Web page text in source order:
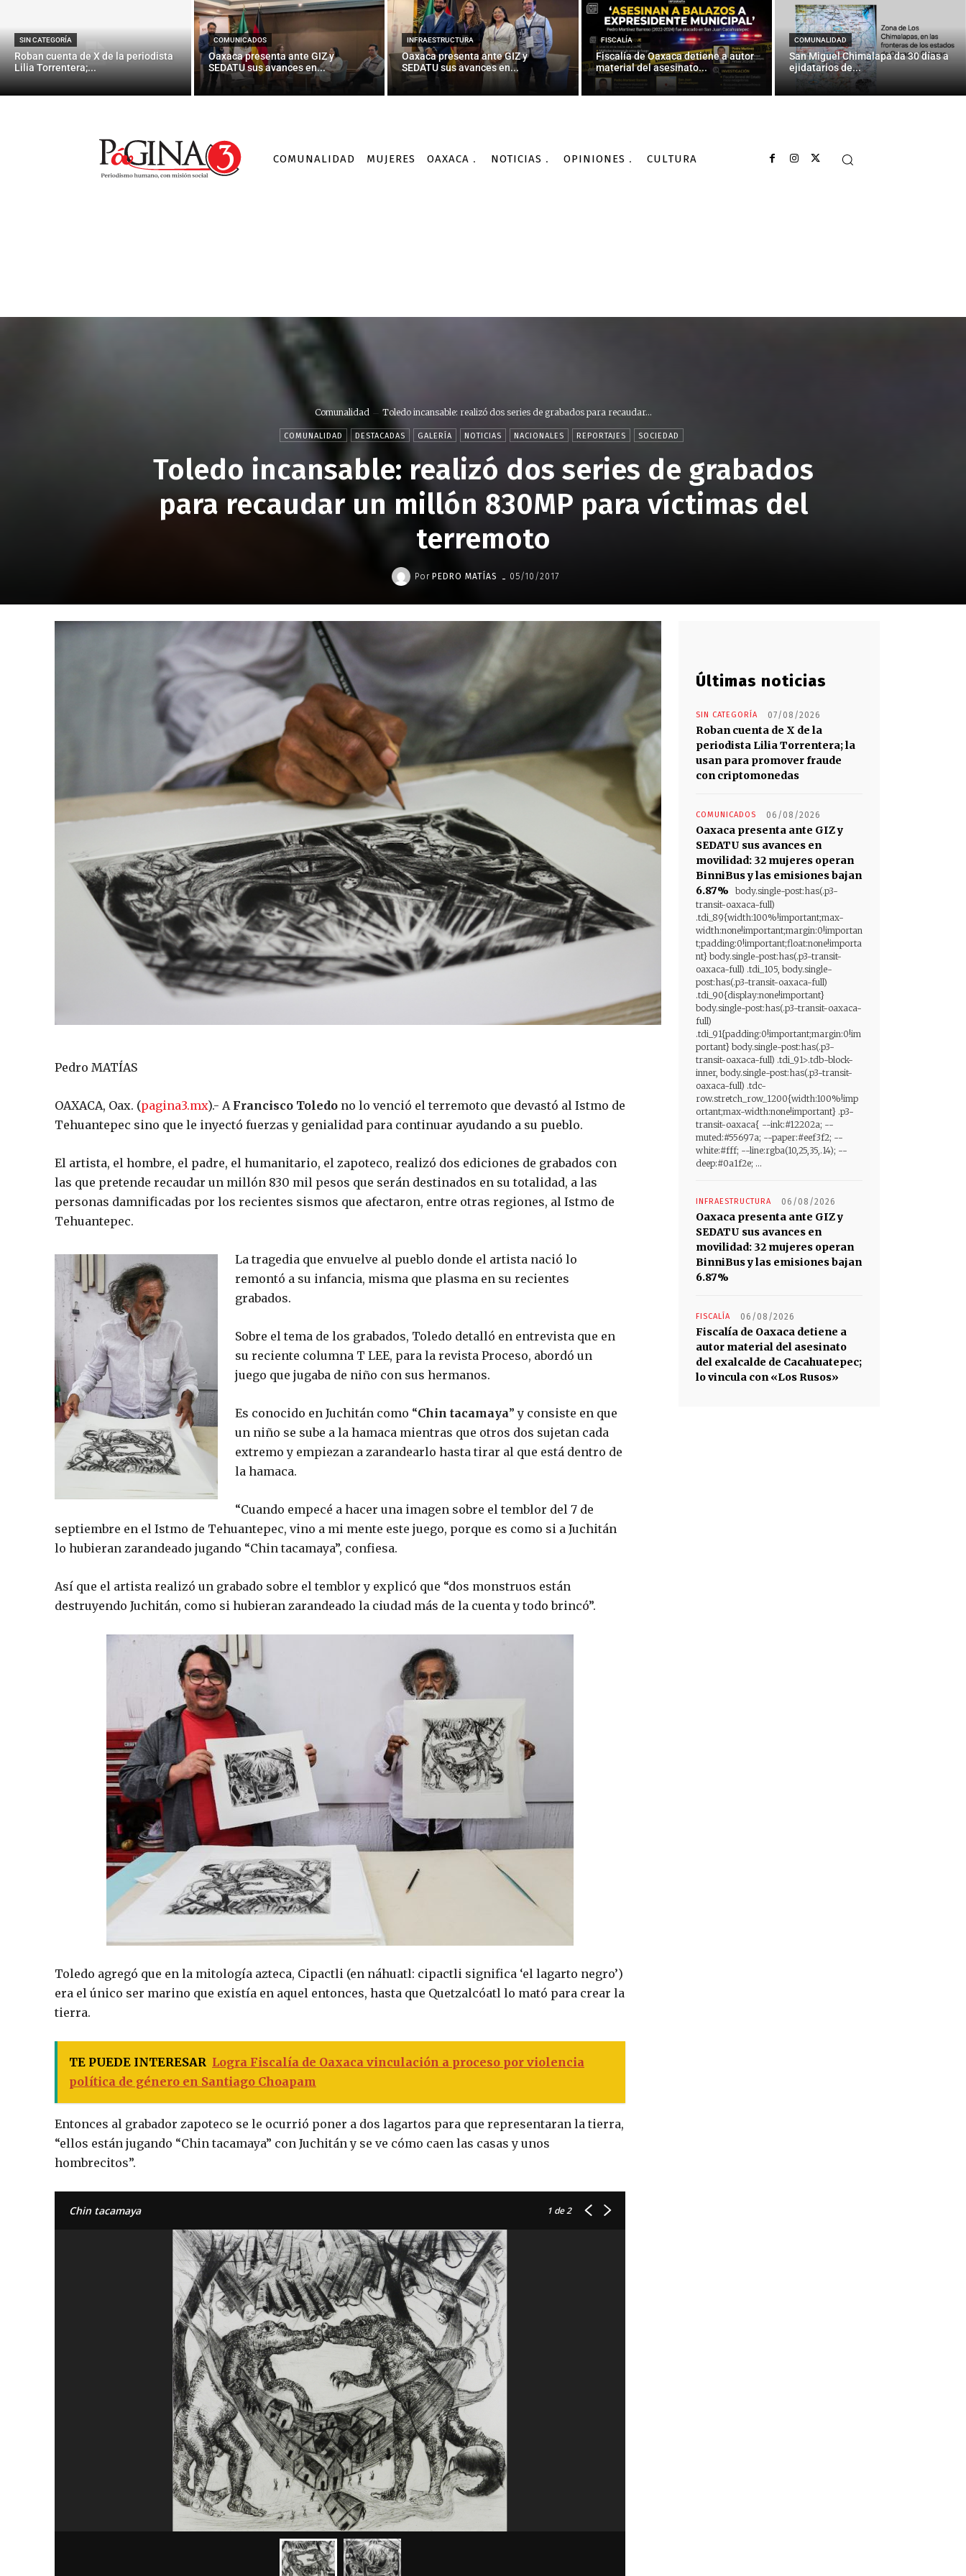
SIN CATEGORÍA
Roban cuenta de X de la periodista
Lilia Torrentera;...
COMUNICADOS
Oaxaca presenta ante GIZ y
SEDATU sus avances en...
INFRAESTRUCTURA
Oaxaca presenta ante GIZ y
SEDATU sus avances en...
FISCALÍA
Fiscalía de Oaxaca detiene a autor
material del asesinato...
COMUNALIDAD
San Miguel Chimalapa da 30 días a
ejidatarios de...
COMUNALIDAD MUJERES OAXACA NOTICIAS OPINIONES CULTURA
Comunalidad Toledo incansable: realizó dos series de grabados para recaudar...
COMUNALIDAD DESTACADAS GALERÍA NOTICIAS NACIONALES REPORTAJES SOCIEDAD
Toledo incansable: realizó dos series de grabados
para recaudar un millón 830MP para víctimas del
terremoto
Por PEDRO MATÍAS - 05/10/2017
Pedro MATÍAS
OAXACA, Oax. (pagina3.mx).- A Francisco Toledo no lo venció el terremoto que devastó al Istmo de
Tehuantepec sino que le inyectó fuerzas y genialidad para continuar ayudando a su pueblo.
El artista, el hombre, el padre, el humanitario, el zapoteco, realizó dos ediciones de grabados con
las que pretende recaudar un millón 830 mil pesos que serán destinados en su totalidad, a las
personas damnificadas por los recientes sismos que afectaron, entre otras regiones, al Istmo de
Tehuantepec.
La tragedia que envuelve al pueblo donde el artista nació lo
remontó a su infancia, misma que plasma en su recientes
grabados.
Sobre el tema de los grabados, Toledo detalló en entrevista que en
su reciente columna T LEE, para la revista Proceso, abordó un
juego que jugaba de niño con sus hermanos.
Es conocido en Juchitán como “Chin tacamaya” y consiste en que
un niño se sube a la hamaca mientras que otros dos sujetan cada
extremo y empiezan a zarandearlo hasta tirar al que está dentro de
la hamaca.
“Cuando empecé a hacer una imagen sobre el temblor del 7 de
septiembre en el Istmo de Tehuantepec, vino a mi mente este juego, porque es como si a Juchitán
lo hubieran zarandeado jugando “Chin tacamaya”, confiesa.
Así que el artista realizó un grabado sobre el temblor y explicó que “dos monstruos están
destruyendo Juchitán, como si hubieran zarandeado la ciudad más de la cuenta y todo brincó”.
Toledo agregó que en la mitología azteca, Cipactli (en náhuatl: cipactli significa ‘el lagarto negro’)
era el único ser marino que existía en aquel entonces, hasta que Quetzalcóatl lo mató para crear la
tierra.
TE PUEDE INTERESAR Logra Fiscalía de Oaxaca vinculación a proceso por violencia
política de género en Santiago Choapam
Entonces al grabador zapoteco se le ocurrió poner a dos lagartos para que representaran la tierra,
“ellos están jugando “Chin tacamaya” con Juchitán y se ve cómo caen las casas y unos
hombrecitos”.
Chin tacamaya 1 de 2
Últimas noticias
SIN CATEGORÍA 07/08/2026
Roban cuenta de X de la
periodista Lilia Torrentera; la
usan para promover fraude
con criptomonedas
COMUNICADOS 06/08/2026
Oaxaca presenta ante GIZ y
SEDATU sus avances en
movilidad: 32 mujeres operan
BinniBus y las emisiones bajan
6.87%
body.single-post:has(.p3-
transit-oaxaca-full)
.tdi_89{width:100%!important;max-
width:none!important;margin:0!importan
t;padding:0!important;float:none!importa
nt} body.single-post:has(.p3-transit-
oaxaca-full) .tdi_105, body.single-
post:has(.p3-transit-oaxaca-full)
.tdi_90{display:none!important}
body.single-post:has(.p3-transit-oaxaca-
full)
.tdi_91{padding:0!important;margin:0!im
portant} body.single-post:has(.p3-
transit-oaxaca-full) .tdi_91>.tdb-block-
inner, body.single-post:has(.p3-transit-
oaxaca-full) .tdc-
row.stretch_row_1200{width:100%!imp
ortant;max-width:none!important} .p3-
transit-oaxaca{ --ink:#12202a; --
muted:#55697a; --paper:#eef3f2; --
white:#fff; --line:rgba(10,25,35,.14); --
deep:#0a1f2e; ...
INFRAESTRUCTURA 06/08/2026
Oaxaca presenta ante GIZ y
SEDATU sus avances en
movilidad: 32 mujeres operan
BinniBus y las emisiones bajan
6.87%
FISCALÍA 06/08/2026
Fiscalía de Oaxaca detiene a
autor material del asesinato
del exalcalde de Cacahuatepec;
lo vincula con «Los Rusos»